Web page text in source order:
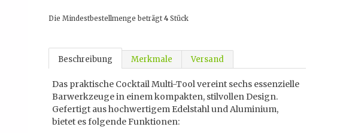
Die Mindestbestellmenge beträgt 4 Stück
Beschreibung Merkmale Versand
Das praktische Cocktail Multi-Tool vereint sechs essenzielle
Barwerkzeuge in einem kompakten, stilvollen Design.
Gefertigt aus hochwertigem Edelstahl und Aluminium,
bietet es folgende Funktionen:​